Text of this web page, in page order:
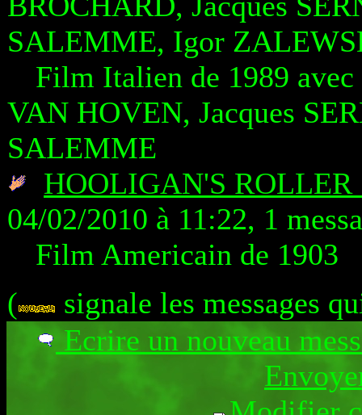
SALEMME, Igor
Film Italien de 1989
VAN HOVEN, Jacques
SALEMME
HOOLIGAN'S ROLLER
04/02/2010 à 11:22, 1
Film Americain de 1903
(
signale les messages
Ecrire un nouveau